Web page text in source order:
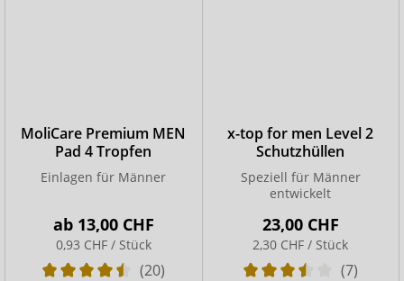
MoliCare Premium MEN
Pad 4 Tropfen
Einlagen für Männer
ab 13,00 CHF
0,93 CHF / Stück
(20)
x-top for men Level 2
Schutzhüllen
Speziell für Männer
entwickelt
23,00 CHF
2,30 CHF / Stück
(7)